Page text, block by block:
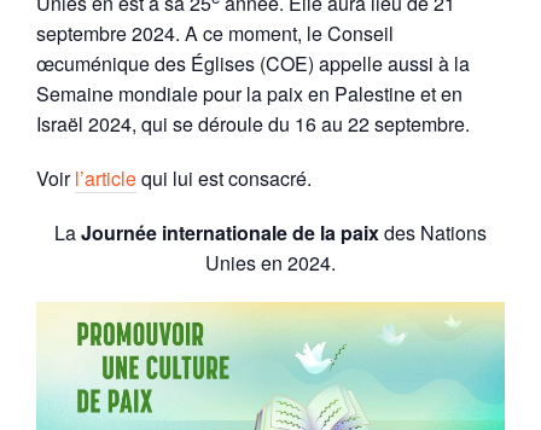
septembre 2024. A ce moment, le Conseil
œcuménique des Églises (COE) appelle aussi à la
Semaine mondiale pour la paix en Palestine et en
Israël 2024, qui se déroule du 16 au 22 septembre.
Voirl’articlequi lui est consacré.
LaJournée internationale de la paixdes Nations
Unies en 2024.